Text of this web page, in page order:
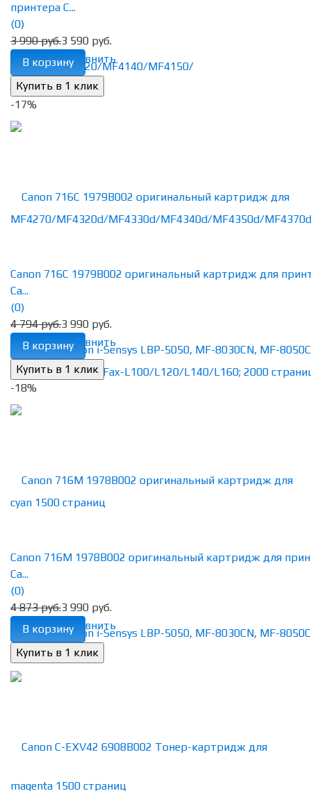
избранное сравнить
принтера C...
(0)
3 990 руб.3 590 руб.
В корзину
-17%
избранное сравнить
Canon 716C 1979B002 оригинальный картридж для
Ca...
(0)
4 794 руб.3 990 руб.
В корзину
-18%
избранное сравнить
Canon 716M 1978B002 оригинальный картридж для
Ca...
(0)
4 873 руб.3 990 руб.
В корзину